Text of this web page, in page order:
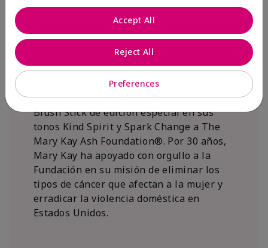
Juntas hacemos la diferencia.
Únete al programa global El rosa cambia
vidas® de Mary Kay y ayuda a cambiar la
vida de mujeres y sus familias en todo el
mundo. En Estados Unidos, del 26 de abril
al 15 de noviembre de 2026, Mary Kay Inc.
donará $1 de cada venta del Mary Kay®
Blush Stick de edición especial en sus
tonos Kind Spirit y Spark Change a The
Mary Kay Ash Foundation®. Por 30 años,
Mary Kay ha apoyado con orgullo a la
Fundación en su misión de eliminar los
tipos de cáncer que afectan a la mujer y
erradicar la violencia doméstica en
Estados Unidos.
Preferences
Reject All
Accept All